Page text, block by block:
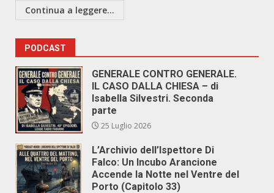
Continua a leggere...
PODCAST
GENERALE CONTRO GENERALE.
IL CASO DALLA CHIESA – di
Isabella Silvestri. Seconda
parte
25 Luglio 2026
L’Archivio dell’Ispettore Di
Falco: Un Incubo Arancione
Accende la Notte nel Ventre del
Porto (Capitolo 33)